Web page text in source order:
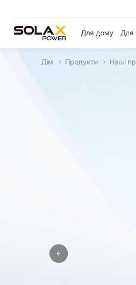
Для дому Для
Дім Продукти Наші